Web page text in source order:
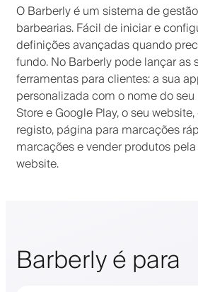
O Barberly é um sistema de
barbearias. Fácil de iniciar e
definições avançadas quando
fundo. No Barberly pode lançar as
ferramentas para clientes: a sua
personalizada com o nome do
Store e Google Play, o seu
registo, página para marcações
marcações e vender produtos
website.
Barberly é para